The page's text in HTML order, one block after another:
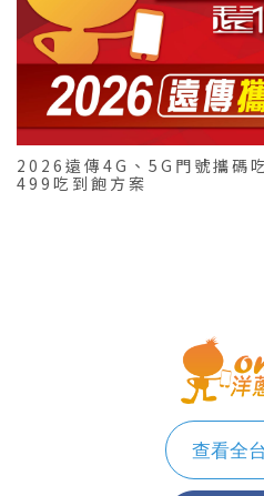
2026遠傳4G、5G門號攜碼
499吃到飽方案
查看全